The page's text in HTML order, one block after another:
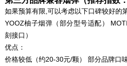
如果预算有限,可以考虑以下口碑较好的
YOOZ柚子烟弹（部分型号适配）
刻接口）
优点：
价格较低（约20-30元/颗） 部分品牌口